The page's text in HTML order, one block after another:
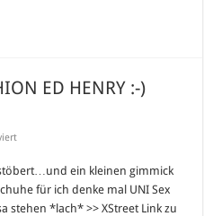
ED HENRY :-)
für
FASHION
ED
HENRY
:-)
ein kleinen gimmick
für ich denke mal UNI Sex
stehen *lach* >> XStreet Link zu